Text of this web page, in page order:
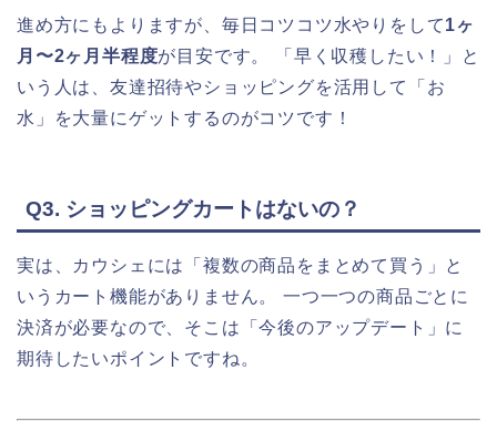
進め方にもよりますが、毎日コツコツ水やりをして1ヶ
月〜2ヶ月半程度が目安です。 「早く収穫したい！」と
いう人は、友達招待やショッピングを活用して「お
水」を大量にゲットするのがコツです！
Q3. ショッピングカートはないの？
実は、カウシェには「複数の商品をまとめて買う」と
いうカート機能がありません。 一つ一つの商品ごとに
決済が必要なので、そこは「今後のアップデート」に
期待したいポイントですね。